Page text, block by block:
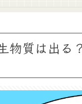
物質は出る